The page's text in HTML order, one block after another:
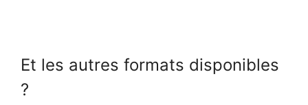
Et les autres formats disponibles
?